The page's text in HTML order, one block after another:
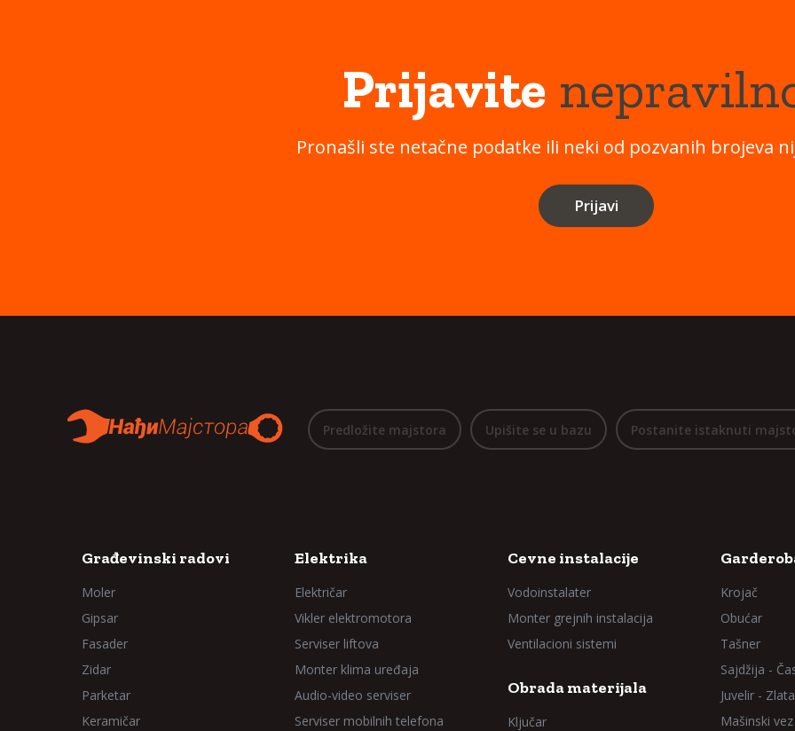
Prijavite
Pronašli ste netačne podatke ili neki od pozvanih brojeva
Prijavi
Predložite majstora Upišite se u bazu Postanite istaknuti
Građevinski radovi
Moler
Gipsar
Fasader
Zidar
Parketar
Keramičar
Elektrika
Električar
Vikler elektromotora
Serviser liftova
Monter klima uređaja
Audio-video serviser
Serviser mobilnih telefona
Cevne instalacije
Vodoinstalater
Monter grejnih instalacija
Ventilacioni sistemi
Obrada materijala
Ključar
Krojač
Obućar
Tašner
Sajdžija -
Juvelir -
Mašinski vez